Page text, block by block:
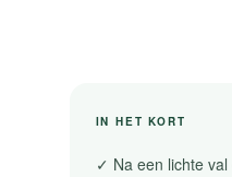
IN HET KORT
✓ Na een lichte